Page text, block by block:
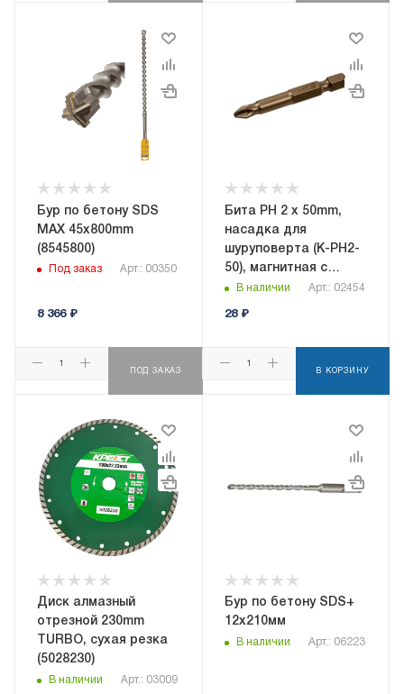
Бур пo бетону SDS
MAX 45х800mm
(8545800)
Под заказ Арт.: 00350
8 366₽
ПОД ЗАКАЗ
Бита PH 2 х 50mm,
насадка для
шуруповерта (K-PH2-
50), магнитная с
насечкой
В наличии Арт.: 02454
28₽
В КОРЗИНУ
Диск алмазный
отрезной 230mm
TURBO, сухая резка
(5028230)
В наличии Арт.: 03009
Бур по бетону SDS+
12х210мм
В наличии Арт.: 06223